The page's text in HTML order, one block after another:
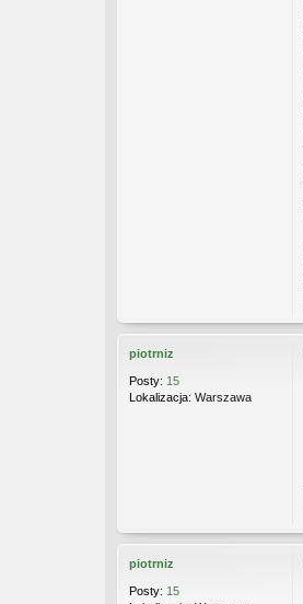
piotrniz
Posty: 15
Lokalizacja: Warszawa
piotrniz
Posty: 15